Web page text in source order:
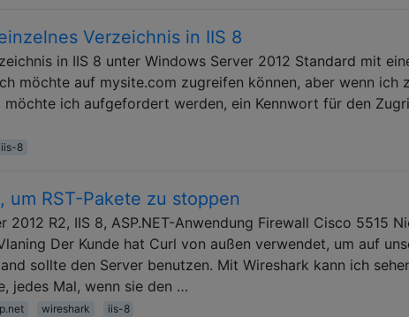
Verzeichnis in IIS 8
in IIS 8 unter Windows Server 2012 Standard mit
möchte auf mysite.com zugreifen können, aber wenn ich
möchte ich aufgefordert werden, ein Kennwort für den
iis-8
um RST-Pakete zu stoppen
2012 R2, IIS 8, ASP.NET-Anwendung Firewall Cisco 5515
Der Kunde hat Curl von außen verwendet, um auf
sollte den Server benutzen. Mit Wireshark kann ich
jedes Mal, wenn sie den …
wireshark iis-8